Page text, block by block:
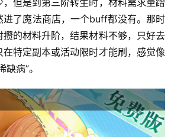
但是到第三阶转生时，材料需求量蹭
进了魔法商店，一个buff都没有。那时
的材料升阶，结果材料不够，只好去
特定副本或活动限时才能刷，感觉像
病”。